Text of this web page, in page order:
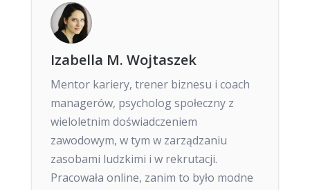
Izabella M. Wojtaszek
Mentor kariery, trener biznesu i coach
managerów, psycholog społeczny z
wieloletnim doświadczeniem
zawodowym, w tym w zarządzaniu
zasobami ludzkimi i w rekrutacji.
Pracowała online, zanim to było modne